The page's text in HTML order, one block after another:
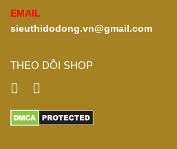
EMAIL
sieuthidodong.vn@gmail.com
THEO DÕI SHOP